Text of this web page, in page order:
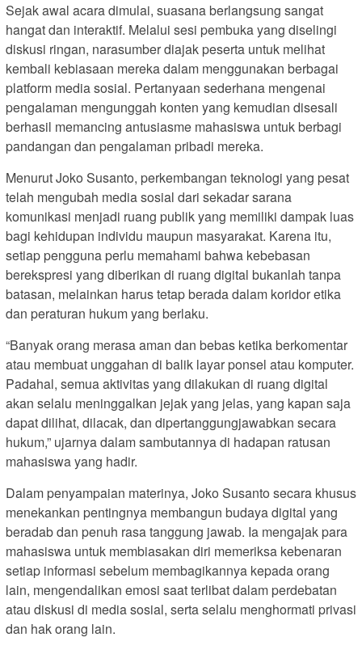
Sejak awal acara dimulai, suasana berlangsung sangat
hangat dan interaktif. Melalui sesi pembuka yang diselingi
diskusi ringan, narasumber diajak peserta untuk melihat
kembali kebiasaan mereka dalam menggunakan berbagai
platform media sosial. Pertanyaan sederhana mengenai
pengalaman mengunggah konten yang kemudian disesali
berhasil memancing antusiasme mahasiswa untuk berbagi
pandangan dan pengalaman pribadi mereka.
Menurut Joko Susanto, perkembangan teknologi yang pesat
telah mengubah media sosial dari sekadar sarana
komunikasi menjadi ruang publik yang memiliki dampak luas
bagi kehidupan individu maupun masyarakat. Karena itu,
setiap pengguna perlu memahami bahwa kebebasan
berekspresi yang diberikan di ruang digital bukanlah tanpa
batasan, melainkan harus tetap berada dalam koridor etika
dan peraturan hukum yang berlaku.
“Banyak orang merasa aman dan bebas ketika berkomentar
atau membuat unggahan di balik layar ponsel atau komputer.
Padahal, semua aktivitas yang dilakukan di ruang digital
akan selalu meninggalkan jejak yang jelas, yang kapan saja
dapat dilihat, dilacak, dan dipertanggungjawabkan secara
hukum,” ujarnya dalam sambutannya di hadapan ratusan
mahasiswa yang hadir.
Dalam penyampaian materinya, Joko Susanto secara khusus
menekankan pentingnya membangun budaya digital yang
beradab dan penuh rasa tanggung jawab. Ia mengajak para
mahasiswa untuk membiasakan diri memeriksa kebenaran
setiap informasi sebelum membagikannya kepada orang
lain, mengendalikan emosi saat terlibat dalam perdebatan
atau diskusi di media sosial, serta selalu menghormati privasi
dan hak orang lain.